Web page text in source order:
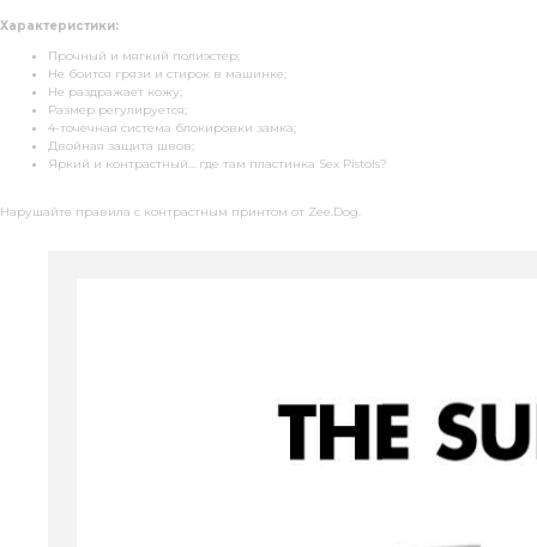
Характеристики:
Прочный и мягкий полиэстер;
Не боится грязи и стирок в машинке;
Не раздражает кожу;
Размер регулируется;
4-точечная система блокировки замка;
Двойная защита швов;
Яркий и контрастный… где там пластинка Sex Pistols?
Нарушайте правила с контрастным принтом от Zee.Dog.